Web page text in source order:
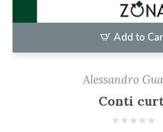
Add to
Alessandro
Conti